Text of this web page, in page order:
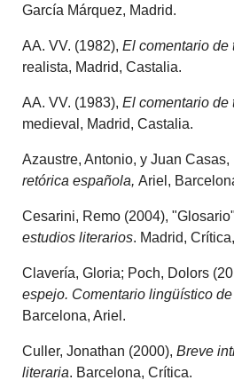
García Márquez, Madrid.
AA. VV. (1982),El comentario de
realista, Madrid, Castalia.
AA. VV. (1983),El comentario de
medieval, Madrid, Castalia.
Azaustre, Antonio, y Juan
retórica española, Ariel,
Cesarini, Remo (2004),
estudios literarios. Madrid,
Clavería, Gloria; Poch, Dolors
espejo. Comentario lingüístico
Barcelona, Ariel.
Culler, Jonathan (2000),Breve
literaria. Barcelona, Crítica.